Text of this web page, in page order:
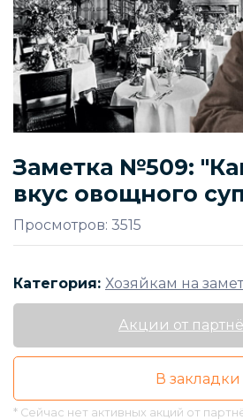
Заметка №509:
вкус овощного
Просмотров: 3515
Категория: Хозяйкам на
Акции от
В закладки
* Сейчас нет активных акций от